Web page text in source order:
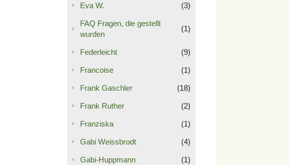
Eva W. (3)
FAQ Fragen, die gestellt
wurden
(1)
Federleicht (9)
Francoise (1)
Frank Gaschler (18)
Frank Ruther (2)
Franziska (1)
Gabi Weissbrodt (4)
Gabi-Huppmann (1)